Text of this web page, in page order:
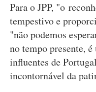
Para o JPP, "o
tempestivo e
"não podemos
no tempo presente,
influentes de
incontornável da